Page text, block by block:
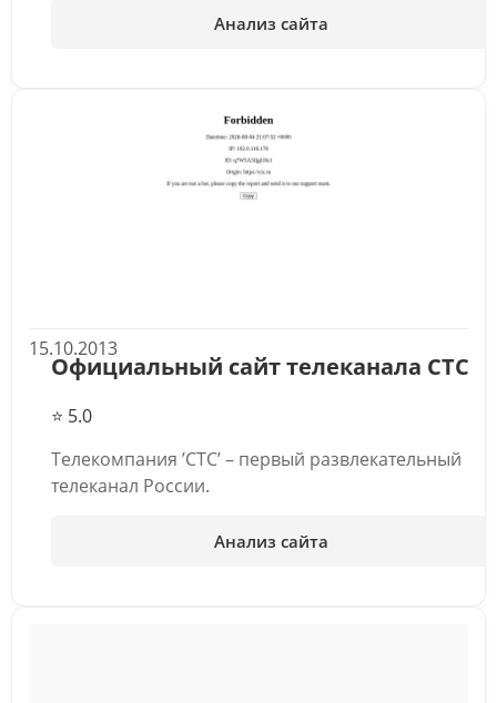
Анализ сайта
15.10.2013
Официальный сайт телеканала СТС
⭐ 5.0
Телекомпания ’СТС’ – первый развлекательный
телеканал России.
Анализ сайта